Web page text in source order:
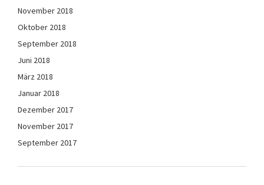
November 2018
Oktober 2018
September 2018
Juni 2018
März 2018
Januar 2018
Dezember 2017
November 2017
September 2017